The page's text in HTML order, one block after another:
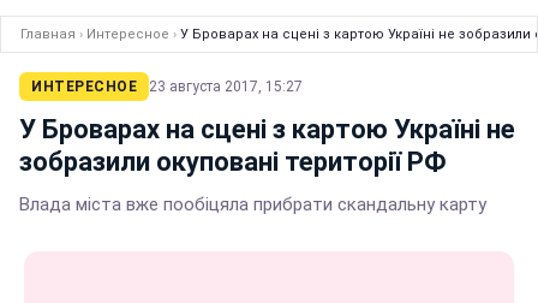
Главная › Интересное › У Броварах на сцені з картою Україні не зобразили
ИНТЕРЕСНОЕ 23 августа 2017, 15:27
У Броварах на сцені з картою Україні не
зобразили окуповані території РФ
Влада міста вже пообіцяла прибрати скандальну карту